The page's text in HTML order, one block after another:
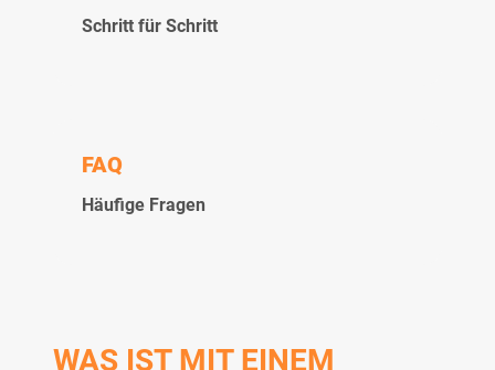
Schritt für Schritt
FAQ
Häufige Fragen
WAS IST MIT EINEM